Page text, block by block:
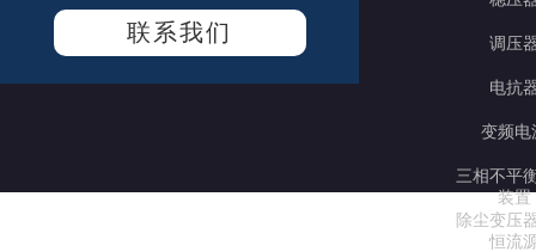
联系我们 调压
电抗
变频电
三相不平
装置
除尘变压
恒流